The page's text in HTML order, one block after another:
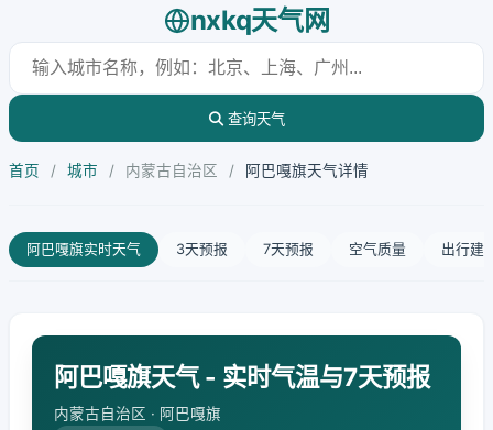
nxkq天气网
查询天气
首页 / 城市 / 内蒙古自治区 / 阿巴嘎旗天气详情
阿巴嘎旗实时天气 3天预报 7天预报 空气质量 出行建
阿巴嘎旗天气 - 实时气温与7天预报
内蒙古自治区 · 阿巴嘎旗